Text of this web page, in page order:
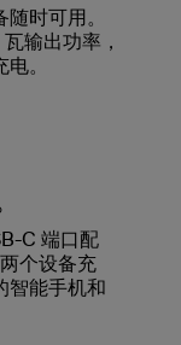
时可用。
输出功率，
。
C 端口配
个设备充
智能手机和